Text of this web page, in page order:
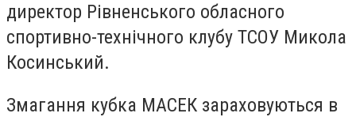
директор Рівненського обласного
спортивно-технічного клубу ТСОУ Микола
Косинський.
Змагання кубка МАСЕК зараховуються в